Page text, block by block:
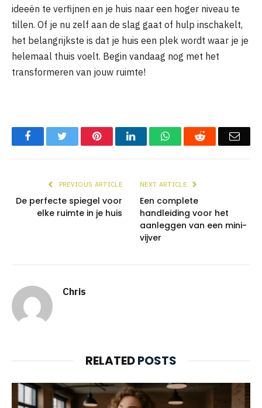
ideeën te verfijnen en je huis naar een hoger niveau te
tillen. Of je nu zelf aan de slag gaat of hulp inschakelt,
het belangrijkste is dat je huis een plek wordt waar je je
helemaal thuis voelt. Begin vandaag nog met het
transformeren van jouw ruimte!
FacebookTwitter PinterestLinkedInWhatsAppReddit
PREVIOUS ARTICLE
De perfecte spiegel voor
elke ruimte in je huis
NEXT ARTICLE
Een complete
handleiding voor het
aanleggen van een mini-
vijver
Chris
RELATEDPOSTS